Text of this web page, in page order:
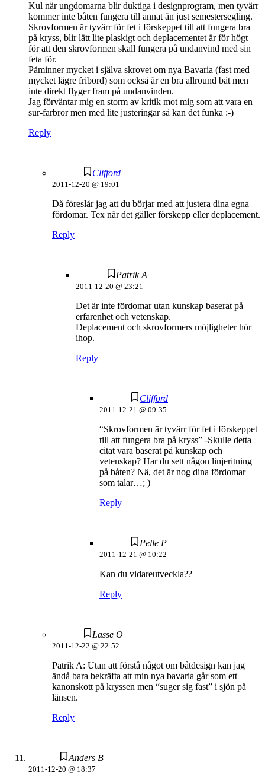
Kul när ungdomarna blir duktiga i designprogram, men tyvärr
kommer inte båten fungera till annat än just semestersegling.
Skrovformen är tyvärr för fet i förskeppet till att fungera bra
på kryss, blir lätt lite plaskigt och deplacementet är för högt
för att den skrovformen skall fungera på undanvind med sin
feta för.
Påminner mycket i själva skrovet om nya Bavaria (fast med
mycket lägre fribord) som också är en bra allround båt men
inte direkt flyger fram på undanvinden.
Jag förväntar mig en storm av kritik mot mig som att vara en
sur-farbror men med lite justeringar så kan det funka :-)
Reply
Clifford
2011-12-20 @ 19:01
Då föreslår jag att du börjar med att justera dina egna
fördomar. Tex när det gäller förskepp eller deplacement.
Reply
Patrik A
2011-12-20 @ 23:21
Det är inte fördomar utan kunskap baserat på
erfarenhet och vetenskap.
Deplacement och skrovformers möjligheter hör
ihop.
Reply
Clifford
2011-12-21 @ 09:35
“Skrovformen är tyvärr för fet i förskeppet
till att fungera bra på kryss” -Skulle detta
citat vara baserat på kunskap och
vetenskap? Har du sett någon linjeritning
på båten? Nä, det är nog dina fördomar
som talar…; )
Reply
Pelle P
2011-12-21 @ 10:22
Kan du vidareutveckla??
Reply
Lasse O
2011-12-22 @ 22:52
Patrik A: Utan att förstå något om båtdesign kan jag
ändå bara bekräfta att min nya bavaria går som ett
kanonskott på kryssen men “suger sig fast” i sjön på
länsen.
Reply
Anders B
2011-12-20 @ 18:37